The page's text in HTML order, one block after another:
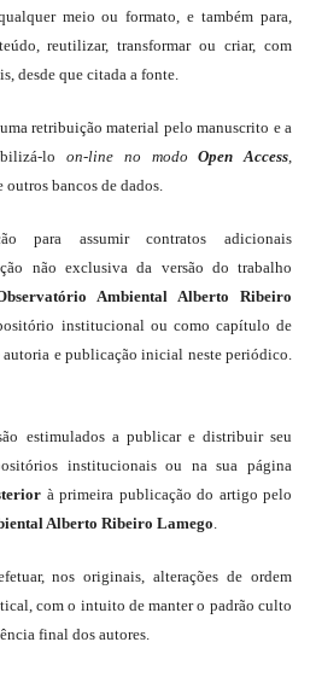
meio ou formato, e também para,
reutilizar, transformar ou criar, com
desde que citada a fonte.
retribuição material pelo manuscrito e a
lo on-line no modo Open Access,
bancos de dados.
para assumir contratos adicionais
não exclusiva da versão do trabalho
Ambiental Alberto Ribeiro
institucional ou como capítulo de
e publicação inicial neste periódico.
estimulados a publicar e distribuir seu
institucionais ou na sua página
à primeira publicação do artigo pelo
Alberto Ribeiro Lamego.
nos originais, alterações de ordem
com o intuito de manter o padrão culto
final dos autores.